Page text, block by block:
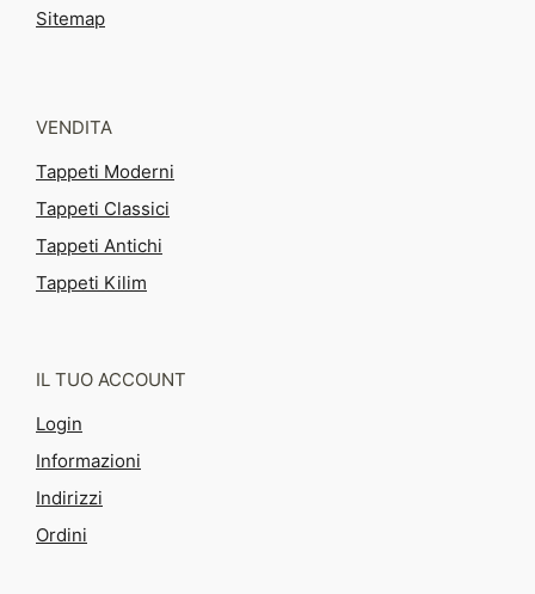
Sitemap
VENDITA
Tappeti Moderni
Tappeti Classici
Tappeti Antichi
Tappeti Kilim
IL TUO ACCOUNT
Login
Informazioni
Indirizzi
Ordini